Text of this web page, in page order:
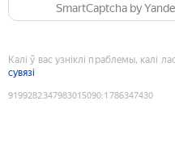
SmartCaptcha by
Калі ў вас узніклі праблемы, калі
сувязі
9199282347983015090:1786347430